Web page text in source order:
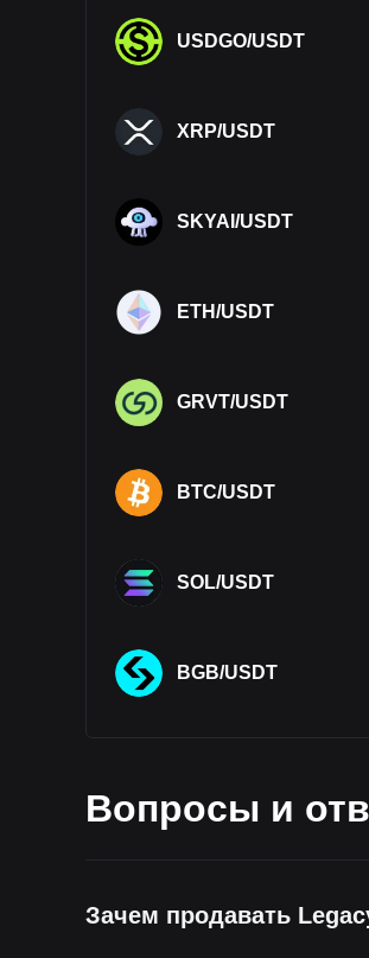
USDGO/USDT
XRP/USDT
SKYAI/USDT
ETH/USDT
GRVT/USDT
BTC/USDT
SOL/USDT
BGB/USDT
Вопросы и
Зачем продавать